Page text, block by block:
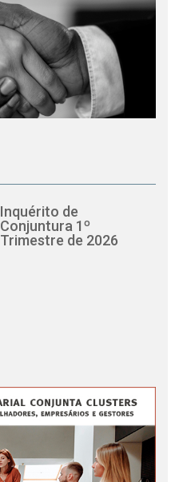
Inquérito de
Conjuntura 1º
Trimestre de 2026